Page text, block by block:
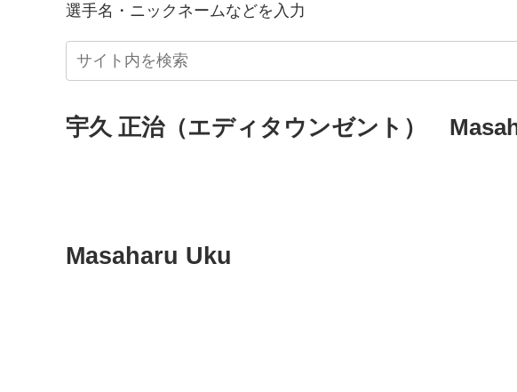
選手名・ニックネームなどを入力
宇久 正治（エディタウンゼント）
Masaharu Uku